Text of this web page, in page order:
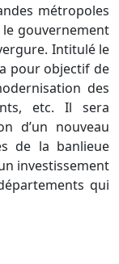
métropoles
gouvernement
Intitulé le
pour objectif de
des
etc. Il sera
d’un nouveau
de la banlieue
investissement
qui